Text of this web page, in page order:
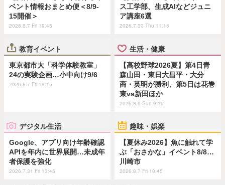
ベント情報おまとめ便＜8/9-
15開催＞
2026.8.7 Fri 19:45
ス工学部、生成AIなどジュニ
ア講座6選
2026.7.30 Thu 11:15
教育イベント
東京都市大「科学体験教室」
24の実験企画…小中向け9/6
2026.8.7 Fri 18:15
生活・健康
【高校野球2026夏】第4日青
森山田・東日大昌平・大分
商・英明が勝利、第5日は花巻
東vs新田ほか
2026.8.9 Sun 9:15
デジタル生活
Google、アプリ向け年齢確認
APIを年内に世界展開…未成年
者保護を強化
2026.7.31 Fri 13:45
趣味・娯楽
【夏休み2026】魚に触れて学
ぶ「おさかな」イベント8/8…
川崎市
2026.8.7 Fri 10:45